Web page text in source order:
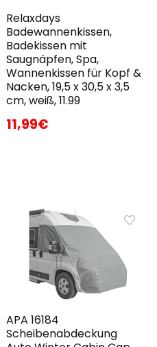
Relaxdays
Badewannenkissen,
Badekissen mit
Saugnäpfen, Spa,
Wannenkissen für Kopf &
Nacken, 19,5 x 30,5 x 3,5
cm, weiß, 11.99
11,99€
APA 16184
Scheibenabdeckung